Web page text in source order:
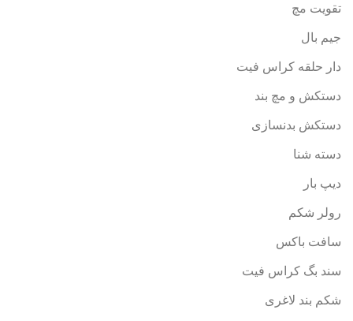
تقویت مچ
جیم بال
دار حلقه کراس فیت
دستکش و مچ بند
دستکش بدنسازی
دسته شنا
دیپ بار
رولر شکم
سافت باکس
سند بگ کراس فیت
شکم بند لاغری